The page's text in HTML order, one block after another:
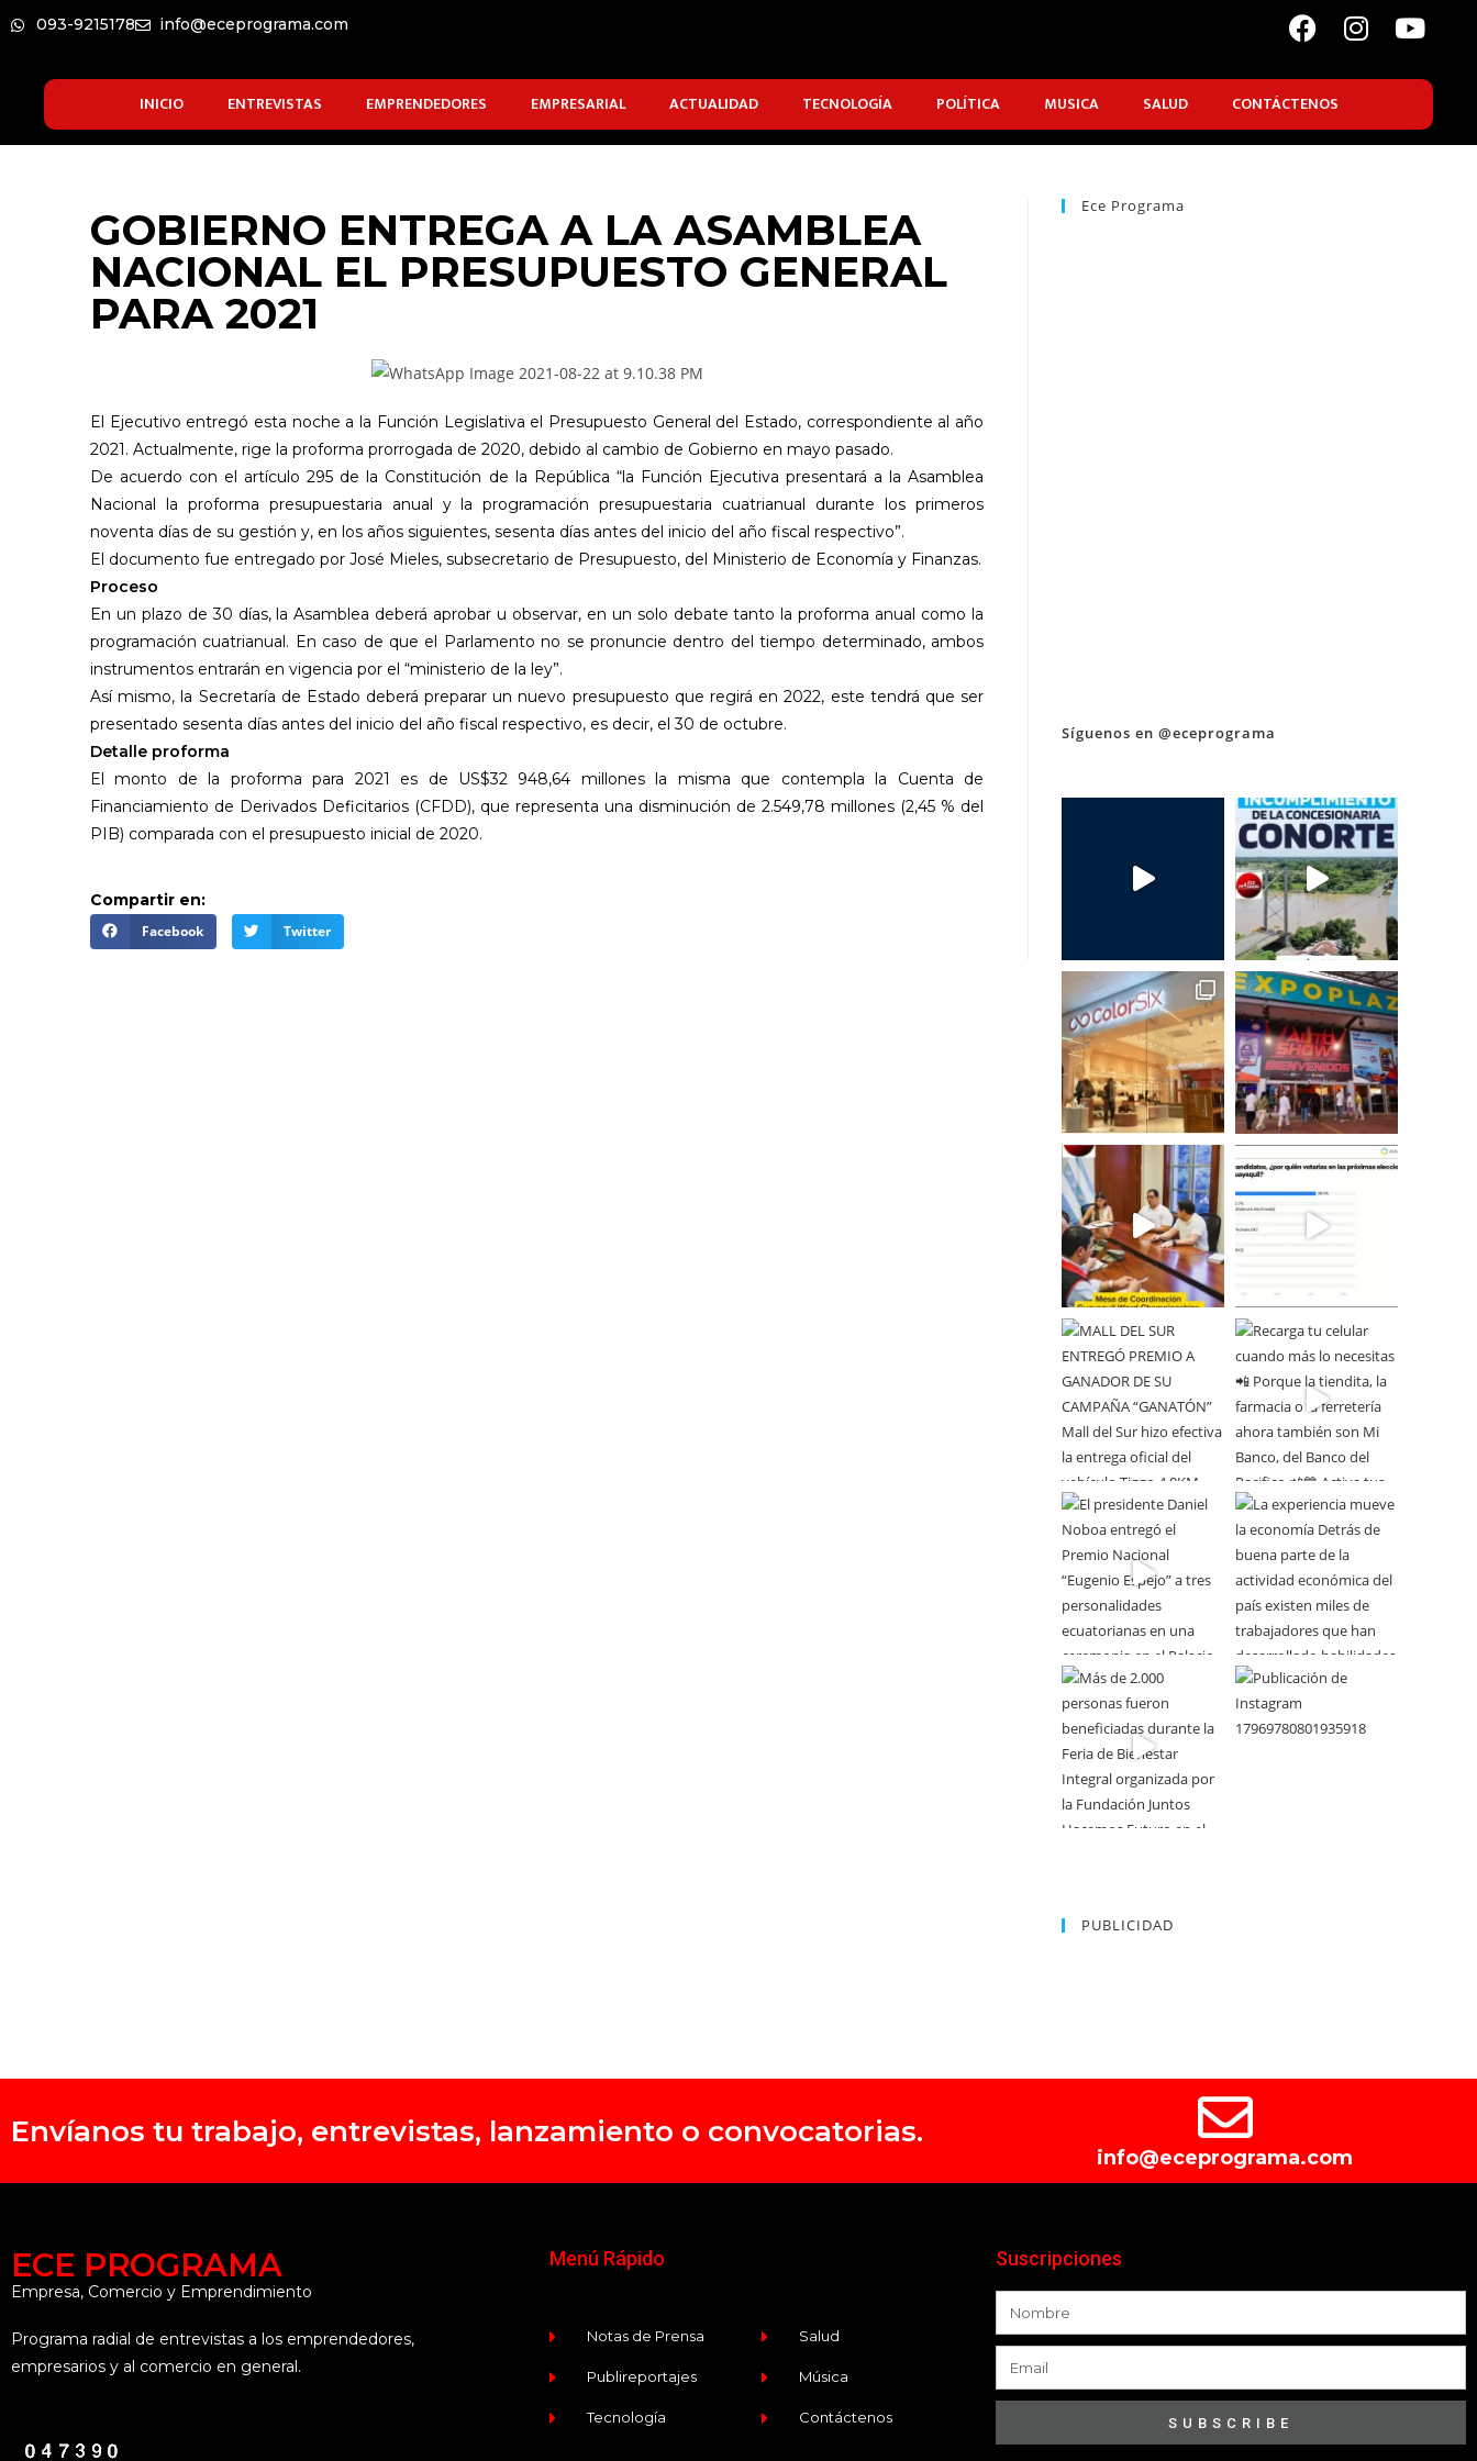
093-9215178 info@eceprograma.com
INICIO ENTREVISTAS EMPRENDEDORES EMPRESARIAL ACTUALIDAD TECNOLOGÍA POLÍTICA MUSICA SALUD CONTÁCTENOS
GOBIERNO ENTREGA A LA ASAMBLEA
NACIONAL EL PRESUPUESTO GENERAL
PARA 2021
El Ejecutivo entregó esta noche a la Función Legislativa el Presupuesto General del Estado, correspondiente al año
2021. Actualmente, rige la proforma prorrogada de 2020, debido al cambio de Gobierno en mayo pasado.
De acuerdo con el artículo 295 de la Constitución de la República “la Función Ejecutiva presentará a la Asamblea
Nacional la proforma presupuestaria anual y la programación presupuestaria cuatrianual durante los primeros
noventa días de su gestión y, en los años siguientes, sesenta días antes del inicio del año fiscal respectivo”.
El documento fue entregado por José Mieles, subsecretario de Presupuesto, del Ministerio de Economía y Finanzas.
Proceso
En un plazo de 30 días, la Asamblea deberá aprobar u observar, en un solo debate tanto la proforma anual como la
programación cuatrianual. En caso de que el Parlamento no se pronuncie dentro del tiempo determinado, ambos
instrumentos entrarán en vigencia por el “ministerio de la ley”.
Así mismo, la Secretaría de Estado deberá preparar un nuevo presupuesto que regirá en 2022, este tendrá que ser
presentado sesenta días antes del inicio del año fiscal respectivo, es decir, el 30 de octubre.
Detalle proforma
El monto de la proforma para 2021 es de US$32 948,64 millones la misma que contempla la Cuenta de
Financiamiento de Derivados Deficitarios (CFDD), que representa una disminución de 2.549,78 millones (2,45 % del
PIB) comparada con el presupuesto inicial de 2020.
Compartir en:
Facebook Twitter
Ece Programa
Síguenos en @eceprograma
PUBLICIDAD
Envíanos tu trabajo, entrevistas, lanzamiento o convocatorias.
info@eceprograma.com
ECE PROGRAMA
Empresa, Comercio y Emprendimiento
Programa radial de entrevistas a los emprendedores,
empresarios y al comercio en general.
Menú Rápido
Notas de Prensa
Publireportajes
Tecnología
Salud
Música
Contáctenos
Suscripciones
SUBSCRIBE